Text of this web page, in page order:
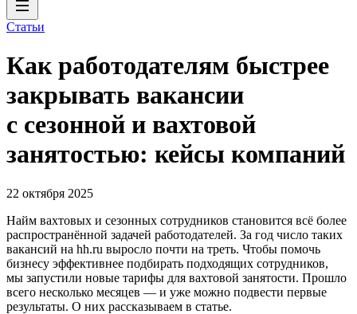
Статьи
Как работодателям быстрее
закрывать вакансии
с сезонной и вахтовой
занятостью: кейсы компаний
22 октября 2025
Найм вахтовых и сезонных сотрудников становится всё более
распространённой задачей работодателей. За год число таких
вакансий на hh.ru выросло почти на треть. Чтобы помочь
бизнесу эффективнее подбирать подходящих сотрудников,
мы запустили новые тарифы для вахтовой занятости. Прошло
всего несколько месяцев — и уже можно подвести первые
результаты. О них рассказываем в статье.